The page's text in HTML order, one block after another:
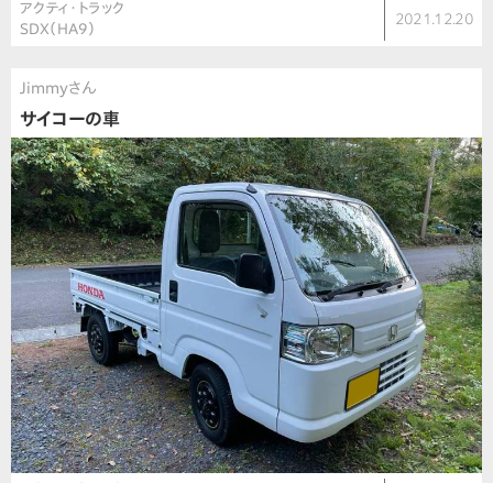
アクティ・トラック
SDX（HA9）
2021.12.20
Jimmyさん
サイコーの車